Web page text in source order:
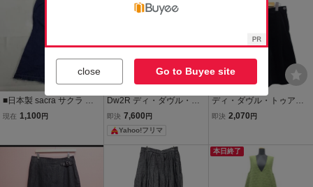
TT ■ECA006 レディース
丈 黒 ブラック サイズ40*
■日本製 sacra サクラ デ
ニム マーメイドスカート
ジップ リネン コットン
現在 1,100 円
Dw2R ディ・ダヴル・ト
ゥアール グリーンフレ
アロングスカート 38サ
即決 7,600 円
Yahoo!フリマ
ディ・ダヴル・トゥアー
ル Dw2R コーデュロイ フ
プ 40 黒 ブラック /NT12
即決 2,070 円
本日終了
close Go to Buyee site